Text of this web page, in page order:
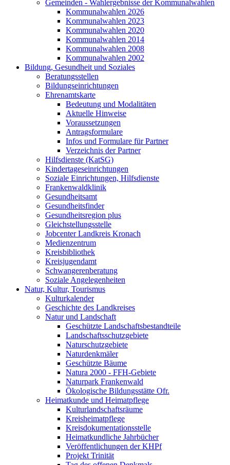
Gemeinden - Wahlergebnisse der Kommunalwahlen
Kommunalwahlen 2026
Kommunalwahlen 2023
Kommunalwahlen 2020
Kommunalwahlen 2014
Kommunalwahlen 2008
Kommunalwahlen 2002
Bildung, Gesundheit und Soziales
Beratungsstellen
Bildungseinrichtungen
Ehrenamtskarte
Bedeutung und Modalitäten
Aktuelle Hinweise
Voraussetzungen
Antragsformulare
Infos und Formulare für Partner
Verzeichnis der Partner
Hilfsdienste (KatSG)
Kindertageseinrichtungen
Soziale Einrichtungen, Hilfsdienste
Frankenwaldklinik
Gesundheitsamt
Gesundheitsfinder
Gesundheitsregion plus
Gleichstellungsstelle
Jobcenter Landkreis Kronach
Medienzentrum
Kreisbibliothek
Kreisjugendamt
Schwangerenberatung
Soziale Angelegenheiten
Natur, Kultur, Tourismus
Kulturkalender
Geschichte des Landkreises
Natur und Landschaft
Geschützte Landschaftsbestandteile
Landschaftsschutzgebiete
Naturschutzgebiete
Naturdenkmäler
Geschützte Bäume
Natura 2000 - FFH-Gebiete
Naturpark Frankenwald
Ökologische Bildungsstätte Ofr.
Heimatkunde und Heimatpflege
Kulturlandschaftsräume
Kreisheimatpflege
Kreisdokumentationsstelle
Heimatkundliche Jahrbücher
Veröffentlichungen der KHPf
Projekt Trinität